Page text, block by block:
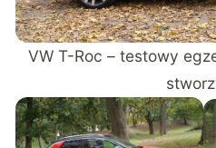
VW T-Roc – testowy